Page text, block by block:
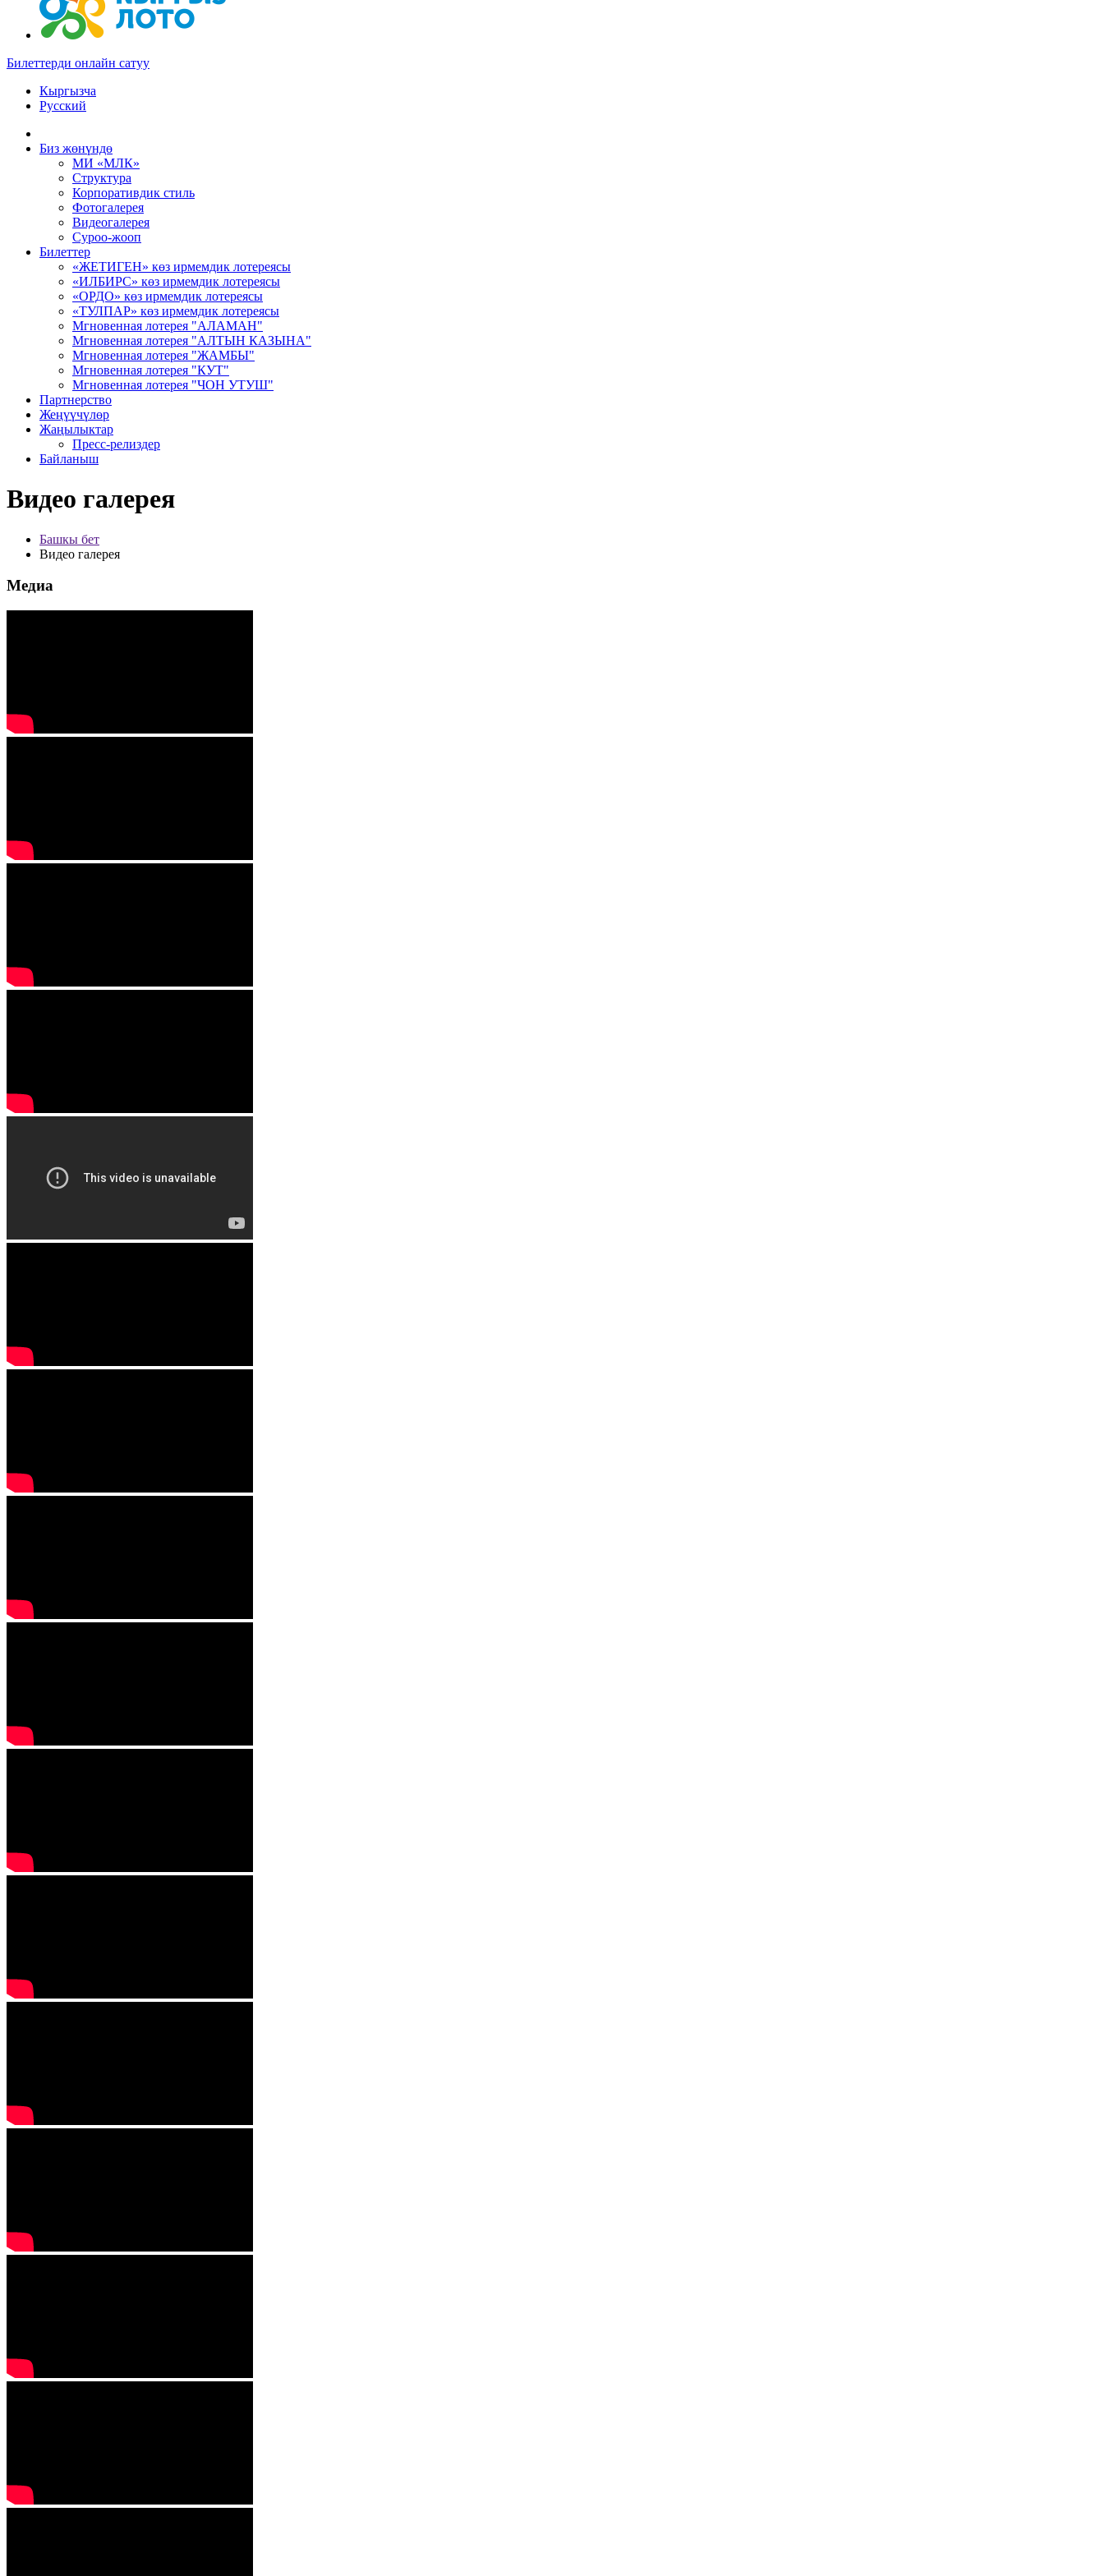
Билеттерди онлайн сатуу
Кыргызча
Русский
Биз жөнүндө
МИ «МЛК»
Структура
Корпоративдик стиль
Фотогалерея
Видеогалерея
Суроо-жооп
Билеттер
«ЖЕТИГЕН» көз ирмемдик лотереясы
«ИЛБИРС» көз ирмемдик лотереясы
«ОРДО» көз ирмемдик лотереясы
«ТУЛПАР» көз ирмемдик лотереясы
Мгновенная лотерея "АЛАМАН"
Мгновенная лотерея "АЛТЫН КАЗЫНА"
Мгновенная лотерея "ЖАМБЫ"
Мгновенная лотерея "КУТ"
Мгновенная лотерея "ЧОН УТУШ"
Партнерство
Жеңүүчүлөр
Жаңылыктар
Пресс-релиздер
Байланыш
Видео галерея
Башкы бет
Видео галерея
Медиа